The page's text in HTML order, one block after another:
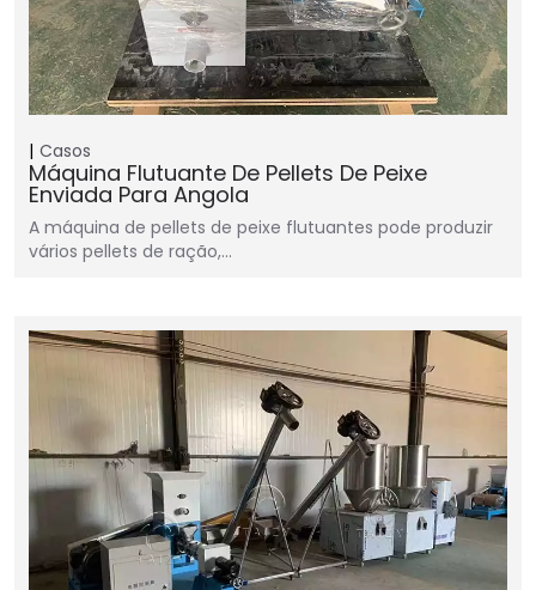
Casos
Máquina Flutuante De Pellets De Peixe
Enviada Para Angola
A máquina de pellets de peixe flutuantes pode produzir
vários pellets de ração,…